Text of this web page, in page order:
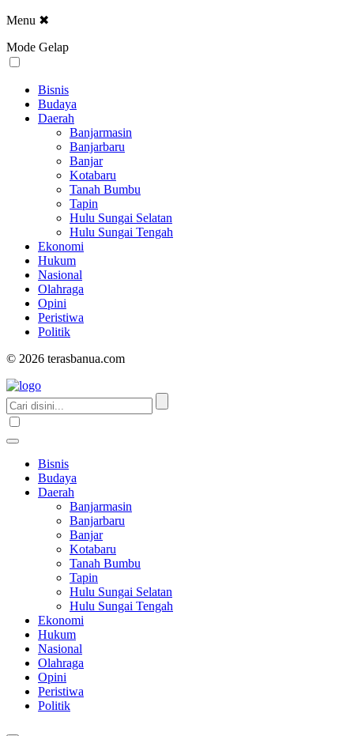
Menu ✖
Mode Gelap
Bisnis
Budaya
Daerah
Banjarmasin
Banjarbaru
Banjar
Kotabaru
Tanah Bumbu
Tapin
Hulu Sungai Selatan
Hulu Sungai Tengah
Ekonomi
Hukum
Nasional
Olahraga
Opini
Peristiwa
Politik
© 2026 terasbanua.com
Bisnis
Budaya
Daerah
Banjarmasin
Banjarbaru
Banjar
Kotabaru
Tanah Bumbu
Tapin
Hulu Sungai Selatan
Hulu Sungai Tengah
Ekonomi
Hukum
Nasional
Olahraga
Opini
Peristiwa
Politik